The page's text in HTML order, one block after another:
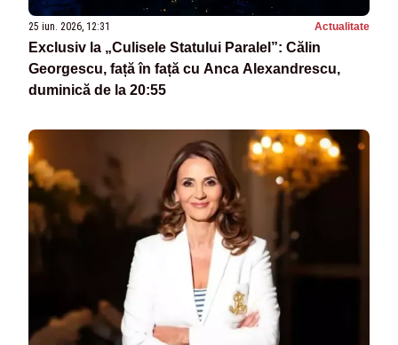
25 iun. 2026, 12:31 Actualitate
Exclusiv la „Culisele Statului Paralel”: Călin
Georgescu, față în față cu Anca Alexandrescu,
duminică de la 20:55